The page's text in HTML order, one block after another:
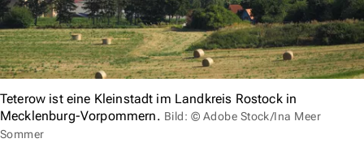
Teterow ist eine Kleinstadt im Landkreis Rostock in
Mecklenburg-Vorpommern. Bild: © Adobe Stock/Ina Meer
Sommer